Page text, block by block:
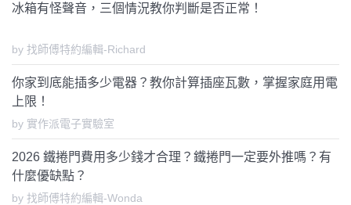
冰箱有怪聲音，三個情況教你判斷是否正常！
by 找師傅特約編輯-Richard
你家到底能插多少電器？教你計算插座瓦數，掌握家庭用電
上限！
by 實作派電子實驗室
2026 鐵捲門費用多少錢才合理？鐵捲門一定要外推嗎？有
什麼優缺點？
by 找師傅特約編輯-Wonda